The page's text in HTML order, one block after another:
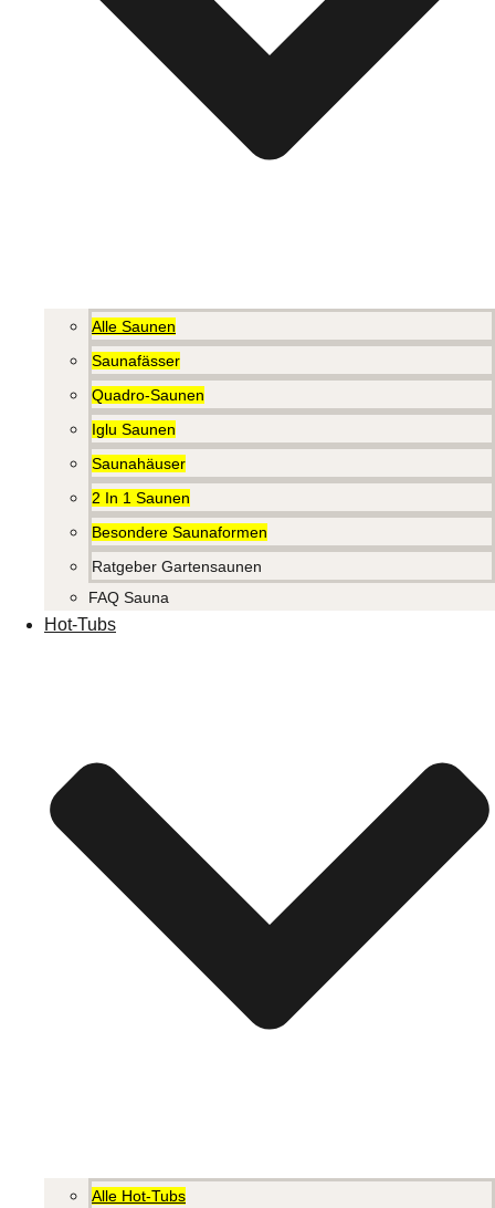
Alle Saunen
Saunafässer
Quadro-Saunen
Iglu Saunen
Saunahäuser
2 In 1 Saunen
Besondere Saunaformen
Ratgeber Gartensaunen
FAQ Sauna
Hot-Tubs
Alle Hot-Tubs